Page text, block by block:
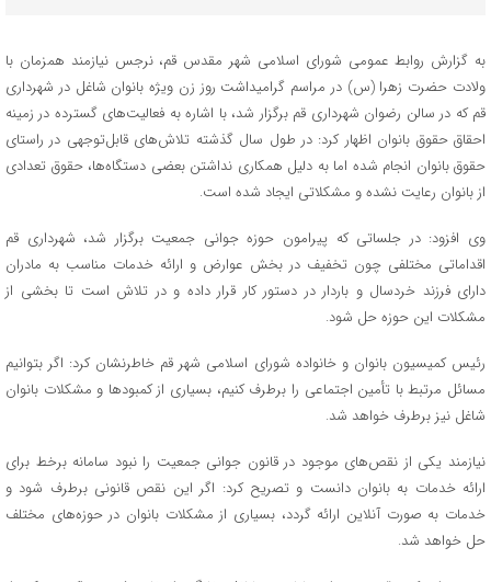
به گزارش روابط عمومی شورای اسلامی شهر مقدس قم، نرجس نیازمند همزمان با
ولادت حضرت زهرا (س) در مراسم گرامیداشت روز زن ویژه بانوان شاغل در شهرداری
قم که در سالن رضوان شهرداری قم برگزار شد، با اشاره به فعالیت‌های گسترده در زمینه
احقاق حقوق بانوان اظهار کرد: در طول سال گذشته تلاش‌های قابل‌توجهی در راستای
حقوق بانوان انجام شده اما به دلیل همکاری نداشتن بعضی دستگاه‌ها، حقوق تعدادی
از بانوان رعایت نشده و مشکلاتی ایجاد شده است.
وی افزود: در جلساتی که پیرامون حوزه جوانی جمعیت برگزار شد، شهرداری قم
اقداماتی مختلفی چون تخفیف در بخش عوارض و ارائه خدمات مناسب به مادران
دارای فرزند خردسال و باردار در دستور کار قرار داده و در تلاش است تا بخشی از
مشکلات این حوزه حل شود.
رئیس کمیسیون بانوان و خانواده شورای اسلامی شهر قم خاطرنشان کرد: اگر بتوانیم
مسائل مرتبط با تأمین اجتماعی را برطرف کنیم، بسیاری از کمبودها و مشکلات بانوان
شاغل نیز برطرف خواهد شد.
نیازمند یکی از نقص‌های موجود در قانون جوانی جمعیت را نبود سامانه برخط برای
ارائه خدمات به بانوان دانست و تصریح کرد: اگر این نقص قانونی برطرف شود و
خدمات به صورت آنلاین ارائه گردد، بسیاری از مشکلات بانوان در حوزه‌های مختلف
حل خواهد شد.